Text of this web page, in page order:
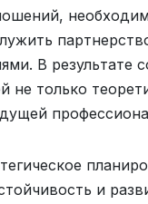
В результате
не только
и